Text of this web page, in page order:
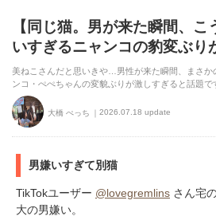
【同じ猫。男が来た瞬間、
いすぎるニャンコの豹変ぶり
美ねこさんだと思いきや…男性が来た瞬間、まさか
ンコ・ぺぺちゃんの変貌ぶりが激しすぎると話題で
大橋 ぺっち 2026.07.18 update
男嫌いすぎて別猫
TikTokユーザー @lovegremlins さん宅
大の男嫌い。